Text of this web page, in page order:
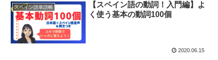
スペイン語単語帳
【スペイン語の動詞！入門編】よ
く使う基本の動詞100個
2020.06.15